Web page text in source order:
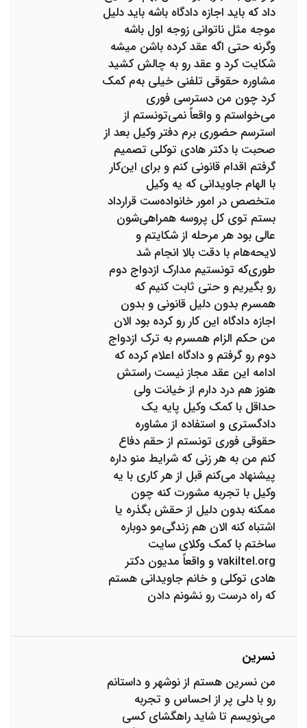
داد که باید اجازه دادگاه باشه باید دلیل
موجه مثل ناتوانی زوجه اول باشه
وگرنه حتی اگه عقد کرده باشن میشه
شکایت کرد و عقد رو به چالش کشید
مشاوره حقوقی تلفنی خیلی به‌م کمک
کرد چون من دسترسی فوری
می‌خواستم و واقعاً نمی‌تونستم از
استرسم حضوری برم دفتر وکیل بعد از
صحبت با دکتر هادی توکلی تصمیم
گرفتم اقدام قانونی کنم و برای این‌کار
با الهام جاویدانی که یه وکیل
متخصص در امور خانواده‌ست قرارداد
بستم توی کل پروسه همراهی‌شون
عالی بود هر مرحله از شکایتم و
لایحه‌هام با دقت بالا انجام شد
طوری‌که تونستیم مدارک ازدواج دوم
رو بگیریم و حتی ثابت کنیم که
همسرم بدون دلیل قانونی و بدون
اجازه دادگاه این کار رو کرده بود الان
من حکم الزام همسرم به ترک ازدواج
دوم رو گرفتم و دادگاه اعلام کرده که
ادامه این عقد مجاز نیست راستش
هنوز هم درد دارم از خیانت ولی
حداقل با کمک وکیل پایه یک
دادگستری و استفاده از مشاوره
حقوقی فوری تونستم از حقم دفاع
کنم من به هر زنی که شرایط منو داره
پیشنهاد می‌کنم قبل از هر کاری با یه
وکیل با تجربه مشورت کنه چون
ممکنه بدون دلیل از حقش بگذره یا
اشتباه کنه الان هم زندگی‌مو دوباره
ساختم با کمک وکلای سایت
vakiltel.org و واقعاً مدیون دکتر
هادی توکلی و خانم جاویدانی هستم
که راه درست رو نشونم دادن
نسرین
من نسرین هستم از نوشهر و داستانم
رو با دلی پر از احساس و تجربه
می‌نویسم تا شاید راهگشای کسی